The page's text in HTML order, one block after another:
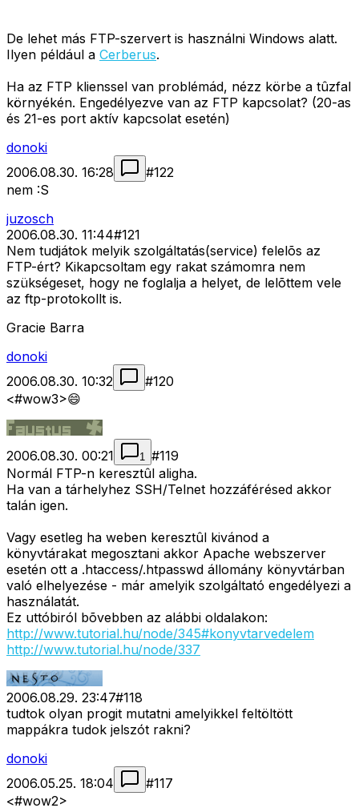
De lehet más FTP-szervert is használni Windows alatt.
Ilyen például a Cerberus.
Ha az FTP klienssel van problémád, nézz körbe a tûzfal
környékén. Engedélyezve van az FTP kapcsolat? (20-as
és 21-es port aktív kapcsolat esetén)
donoki
2006.08.30. 16:28
#122
nem :S
juzosch
2006.08.30. 11:44#121
Nem tudjátok melyik szolgáltatás(service) felelõs az
FTP-ért? Kikapcsoltam egy rakat számomra nem
szükségeset, hogy ne foglalja a helyet, de lelõttem vele
az ftp-protokollt is.
Gracie Barra
donoki
2006.08.30. 10:32
#120
<#wow3>😄
2006.08.30. 00:21 1 #119
Normál FTP-n keresztûl aligha.
Ha van a tárhelyhez SSH/Telnet hozzáférésed akkor
talán igen.
Vagy esetleg ha weben keresztûl kivánod a
könyvtárakat megosztani akkor Apache webszerver
esetén ott a .htaccess/.htpasswd állomány könyvtárban
való elhelyezése - már amelyik szolgáltató engedélyezi a
használatát.
Ez uttóbiról bõvebben az alábbi oldalakon:
http://www.tutorial.hu/node/345#konyvtarvedelem
http://www.tutorial.hu/node/337
2006.08.29. 23:47#118
tudtok olyan progit mutatni amelyikkel feltöltött
mappákra tudok jelszót rakni?
donoki
2006.05.25. 18:04
#117
<#wow2>